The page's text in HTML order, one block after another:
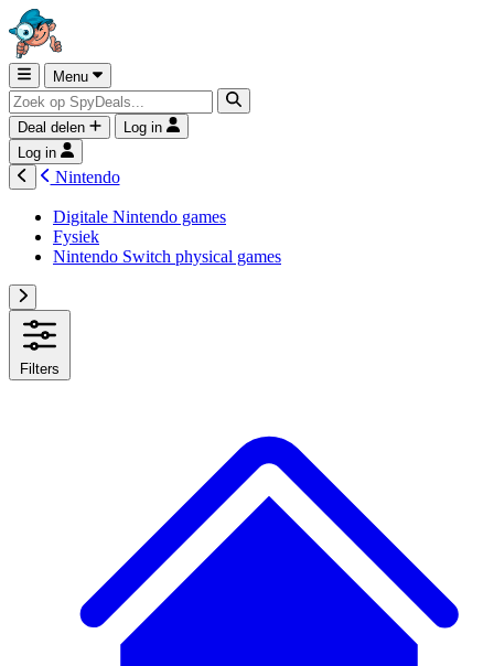
Menu
Deal delen
Log in
Log in
Nintendo
Digitale Nintendo games
Fysiek
Nintendo Switch physical games
Filters